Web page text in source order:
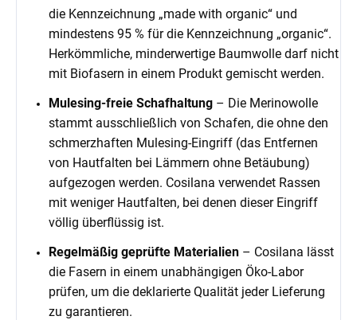
die Kennzeichnung „made with organic“ und
mindestens 95 % für die Kennzeichnung „organic“.
Herkömmliche, minderwertige Baumwolle darf nicht
mit Biofasern in einem Produkt gemischt werden.
Mulesing-freie Schafhaltung – Die Merinowolle
stammt ausschließlich von Schafen, die ohne den
schmerzhaften Mulesing-Eingriff (das Entfernen
von Hautfalten bei Lämmern ohne Betäubung)
aufgezogen werden. Cosilana verwendet Rassen
mit weniger Hautfalten, bei denen dieser Eingriff
völlig überflüssig ist.
Regelmäßig geprüfte Materialien – Cosilana lässt
die Fasern in einem unabhängigen Öko-Labor
prüfen, um die deklarierte Qualität jeder Lieferung
zu garantieren.